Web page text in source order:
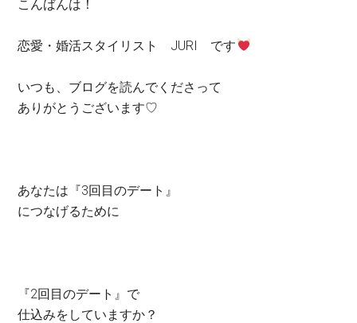
こんばんは！
恋愛・婚活スタイリスト JURI です
いつも、ブログを読んでくださって
ありがとうございます♡
あなたは『3回目のデート』
につなげるために
『2回目のデート』で
仕込みをしていますか？